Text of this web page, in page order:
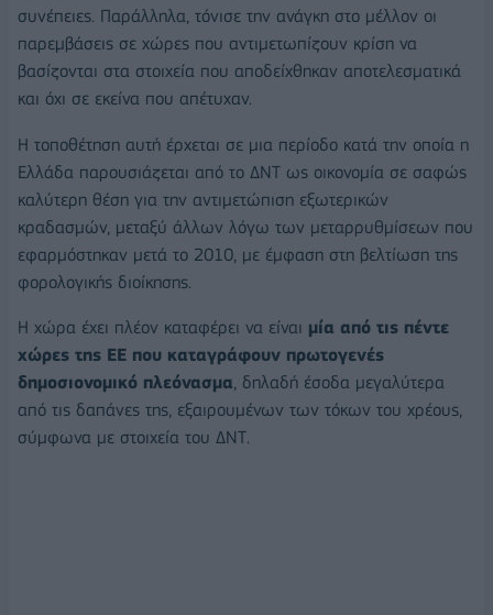
συνέπειες. Παράλληλα, τόνισε την ανάγκη στο μέλλον οι
παρεμβάσεις σε χώρες που αντιμετωπίζουν κρίση να
βασίζονται στα στοιχεία που αποδείχθηκαν αποτελεσματικά
και όχι σε εκείνα που απέτυχαν.
Η τοποθέτηση αυτή έρχεται σε μια περίοδο κατά την οποία η
Ελλάδα παρουσιάζεται από το ΔΝΤ ως οικονομία σε σαφώς
καλύτερη θέση για την αντιμετώπιση εξωτερικών
κραδασμών, μεταξύ άλλων λόγω των μεταρρυθμίσεων που
εφαρμόστηκαν μετά το 2010, με έμφαση στη βελτίωση της
φορολογικής διοίκησης.
Η χώρα έχει πλέον καταφέρει να είναι μία από τις πέντε
χώρες της ΕΕ που καταγράφουν πρωτογενές
δημοσιονομικό πλεόνασμα, δηλαδή έσοδα μεγαλύτερα
από τις δαπάνες της, εξαιρουμένων των τόκων του χρέους,
σύμφωνα με στοιχεία του ΔΝΤ.